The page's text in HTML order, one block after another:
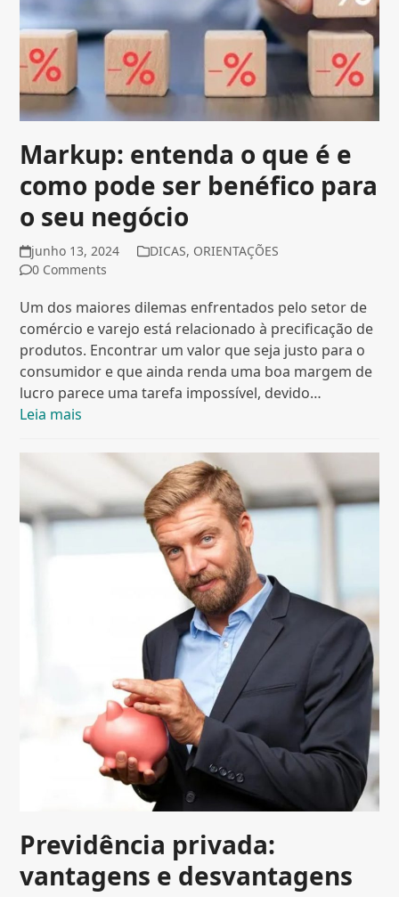
Markup: entenda o que é e
como pode ser benéfico para
o seu negócio
junho 13, 2024 DICAS, ORIENTAÇÕES
0 Comments
Um dos maiores dilemas enfrentados pelo setor de
comércio e varejo está relacionado à precificação de
produtos. Encontrar um valor que seja justo para o
consumidor e que ainda renda uma boa margem de
lucro parece uma tarefa impossível, devido…
Leia mais
Previdência privada:
vantagens e desvantagens